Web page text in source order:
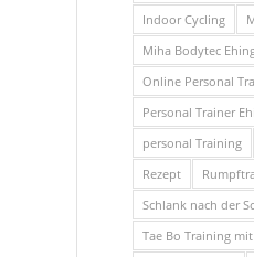
Indoor Cycling
Miha Bodytec
Online Personal
Personal Trainer
personal Training
Rezept
Schlank nach der
Tae Bo Training